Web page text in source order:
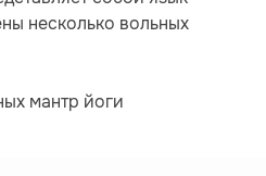
несколько вольных
мантр йоги